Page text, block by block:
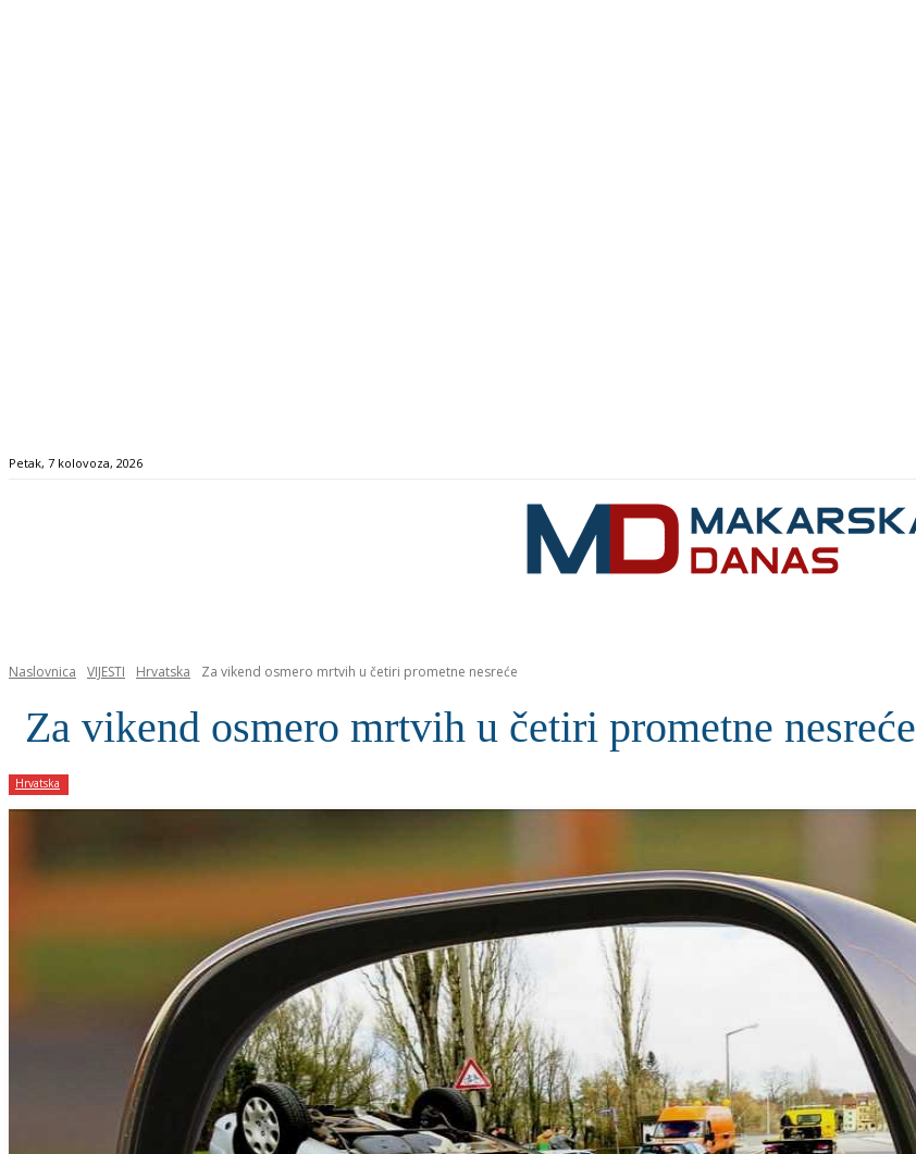
Petak, 7 kolovoza, 2026
Naslovnica VIJESTI Hrvatska Za vikend osmero mrtvih u četiri prometne nesreće
Za vikend osmero mrtvih u četiri prometne nesreće
Hrvatska